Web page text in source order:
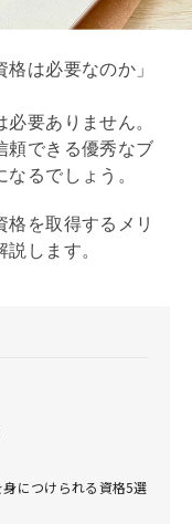
は必要なのか」
要ありません。
頼できる優秀なブ
るでしょう。
を取得するメリ
します。
につけられる資格5選